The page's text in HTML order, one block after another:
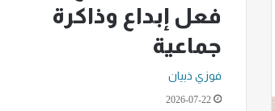
فعل إبداع وذاكرة
جماعية
فوزي ذبيان
2026-07-22